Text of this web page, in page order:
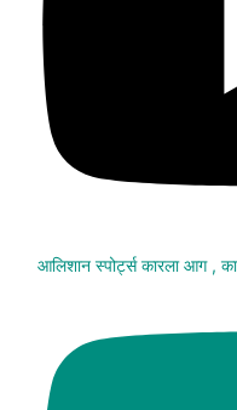
आलिशान स्पोर्ट्स कारला आग ,